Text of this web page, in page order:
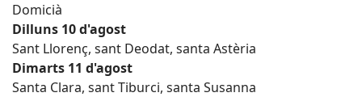
Domicià
Dilluns 10 d'agost
Sant Llorenç, sant Deodat, santa Astèria
Dimarts 11 d'agost
Santa Clara, sant Tiburci, santa Susanna